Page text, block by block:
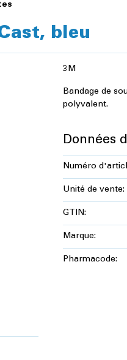
bleu
3M
Bandage de
polyvalent.
Données
Numéro
Unité de vente:
GTIN:
Marque:
Pharmacode: